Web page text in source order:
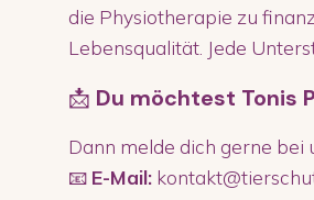
die Physiotherapie zu
Lebensqualität. Jede
📩 Du möchtest Tonis
Dann melde dich gerne bei
📧 E-Mail: